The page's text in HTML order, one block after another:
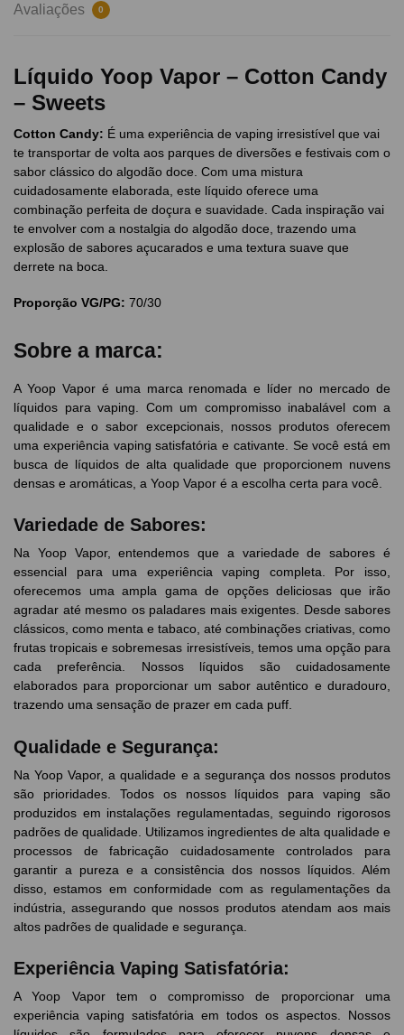
Avaliações 0
Líquido Yoop Vapor – Cotton Candy
– Sweets
Cotton Candy: É uma experiência de vaping irresistível que vai
te transportar de volta aos parques de diversões e festivais com o
sabor clássico do algodão doce. Com uma mistura
cuidadosamente elaborada, este líquido oferece uma
combinação perfeita de doçura e suavidade. Cada inspiração vai
te envolver com a nostalgia do algodão doce, trazendo uma
explosão de sabores açucarados e uma textura suave que
derrete na boca.
Proporção VG/PG: 70/30
Sobre a marca:
A Yoop Vapor é uma marca renomada e líder no mercado de
líquidos para vaping. Com um compromisso inabalável com a
qualidade e o sabor excepcionais, nossos produtos oferecem
uma experiência vaping satisfatória e cativante. Se você está em
busca de líquidos de alta qualidade que proporcionem nuvens
densas e aromáticas, a Yoop Vapor é a escolha certa para você.
Variedade de Sabores:
Na Yoop Vapor, entendemos que a variedade de sabores é
essencial para uma experiência vaping completa. Por isso,
oferecemos uma ampla gama de opções deliciosas que irão
agradar até mesmo os paladares mais exigentes. Desde sabores
clássicos, como menta e tabaco, até combinações criativas, como
frutas tropicais e sobremesas irresistíveis, temos uma opção para
cada preferência. Nossos líquidos são cuidadosamente
elaborados para proporcionar um sabor autêntico e duradouro,
trazendo uma sensação de prazer em cada puff.
Qualidade e Segurança:
Na Yoop Vapor, a qualidade e a segurança dos nossos produtos
são prioridades. Todos os nossos líquidos para vaping são
produzidos em instalações regulamentadas, seguindo rigorosos
padrões de qualidade. Utilizamos ingredientes de alta qualidade e
processos de fabricação cuidadosamente controlados para
garantir a pureza e a consistência dos nossos líquidos. Além
disso, estamos em conformidade com as regulamentações da
indústria, assegurando que nossos produtos atendam aos mais
altos padrões de qualidade e segurança.
Experiência Vaping Satisfatória:
A Yoop Vapor tem o compromisso de proporcionar uma
experiência vaping satisfatória em todos os aspectos. Nossos